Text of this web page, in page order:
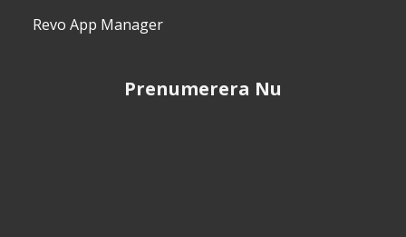
Revo App Manager
Prenumerera Nu